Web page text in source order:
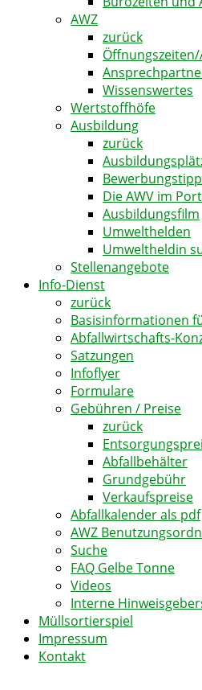
AWZ
zurück
Wissenswertes
Wertstoffhöfe
Ausbildung
zurück
Die AWV im
Ausbildungsfilm
Umwelthelden
Umweltheldin
Stellenangebote
Info-Dienst
zurück
Basisinformationen
Abfallwirtschafts-
Satzungen
Infoflyer
Formulare
Gebühren / Preise
zurück
Abfallbehälter
Grundgebühr
Verkaufspreise
Abfallkalender als pdf
AWZ
Suche
FAQ Gelbe Tonne
Videos
Interne
Müllsortierspiel
Impressum
Kontakt